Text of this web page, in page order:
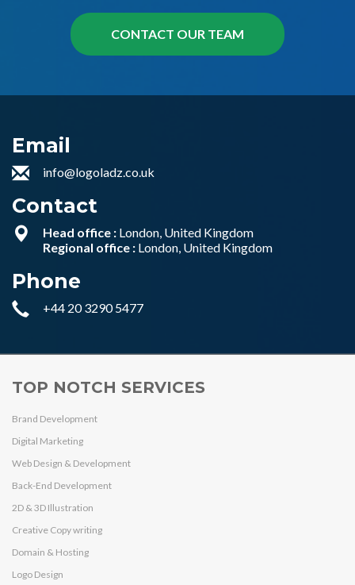
Email
info@logoladz.co.uk
Contact
Head office : London, United Kingdom
Regional office : London, United Kingdom
Phone
+44 20 3290 5477
TOP NOTCH SERVICES
Brand Development
Digital Marketing
Web Design & Development
Back-End Development
2D & 3D Illustration
Creative Copy writing
Domain & Hosting
Logo Design